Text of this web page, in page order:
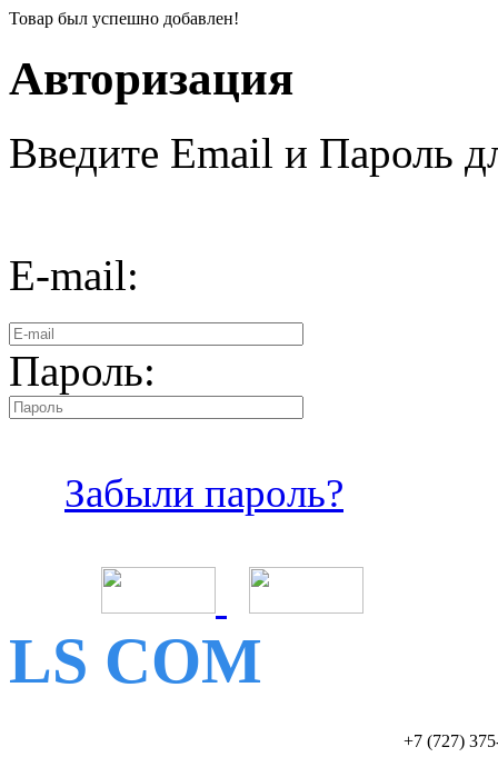
Товар был успешно добавлен!
Авторизация
Введите Email и Пароль
E-mail:
Пароль:
Забыли пароль?
LS COM
+7 (727)